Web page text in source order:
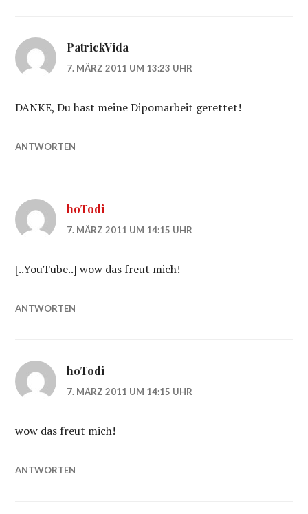
PatrickVida
7. MÄRZ 2011 UM 13:23 UHR
DANKE, Du hast meine Dipomarbeit gerettet!
ANTWORTEN
hoTodi
7. MÄRZ 2011 UM 14:15 UHR
[..YouTube..] wow das freut mich!
ANTWORTEN
hoTodi
7. MÄRZ 2011 UM 14:15 UHR
wow das freut mich!
ANTWORTEN